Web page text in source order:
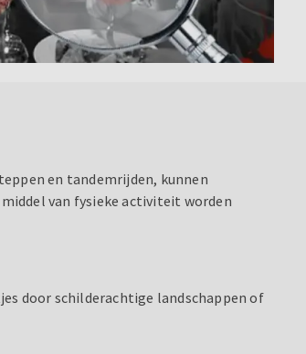
en tandemrijden, kunnen
van fysieke activiteit worden
door schilderachtige landschappen of